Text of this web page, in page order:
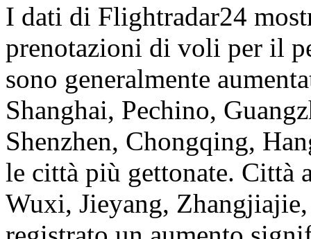
I dati di Flightradar24
prenotazioni di voli per il
sono generalmente
Shanghai, Pechino,
Shenzhen, Chongqing,
le città più gettonate. Città
Wuxi, Jieyang,